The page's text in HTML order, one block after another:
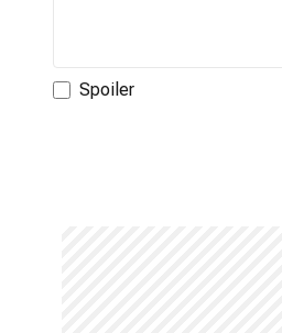
Spoiler